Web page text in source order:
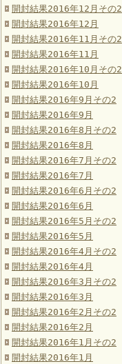
開封結果2016年12月その2
開封結果2016年12月
開封結果2016年11月その2
開封結果2016年11月
開封結果2016年10月その2
開封結果2016年10月
開封結果2016年9月その2
開封結果2016年9月
開封結果2016年8月その2
開封結果2016年8月
開封結果2016年7月その2
開封結果2016年7月
開封結果2016年6月その2
開封結果2016年6月
開封結果2016年5月その2
開封結果2016年5月
開封結果2016年4月その2
開封結果2016年4月
開封結果2016年3月その2
開封結果2016年3月
開封結果2016年2月その2
開封結果2016年2月
開封結果2016年1月その2
開封結果2016年1月